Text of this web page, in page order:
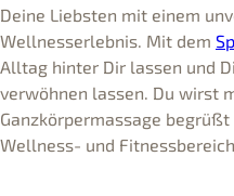
Deine Liebsten mit einem
Wellnesserlebnis. Mit dem
Alltag hinter Dir lassen und
verwöhnen lassen. Du wirst
Ganzkörpermassage
Wellness- und